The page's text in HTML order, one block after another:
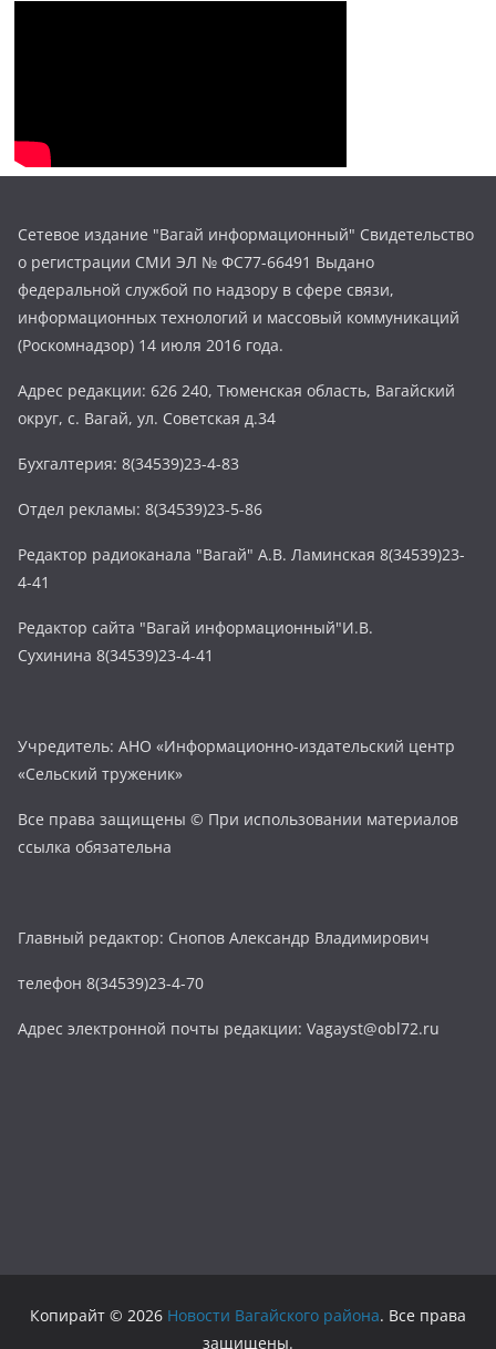
Сетевое издание "Вагай информационный" Свидетельство
о регистрации СМИ ЭЛ № ФС77-66491 Выдано
федеральной службой по надзору в сфере связи,
информационных технологий и массовый коммуникаций
(Роскомнадзор) 14 июля 2016 года.
Адрес редакции: 626 240, Тюменская область, Вагайский
округ, с. Вагай, ул. Советская д.34
Бухгалтерия: 8(34539)23-4-83
Отдел рекламы: 8(34539)23-5-86
Редактор радиоканала "Вагай" А.В. Ламинская 8(34539)23-
4-41
Редактор сайта "Вагай информационный"И.В.
Сухинина 8(34539)23-4-41
Учредитель: АНО «Информационно-издательский центр
«Сельский труженик»
Все права защищены © При использовании материалов
ссылка обязательна
Главный редактор: Снопов Александр Владимирович
телефон 8(34539)23-4-70
Адрес электронной почты редакции: Vagayst@obl72.ru
Копирайт © 2026 Новости Вагайского района. Все права
защищены.